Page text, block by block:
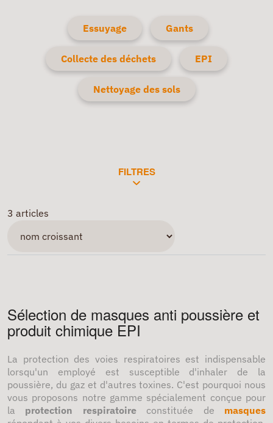
Essuyage Gants
Collecte des déchets EPI
Nettoyage des sols
FILTRES
3 articles
Sélection de masques anti poussière et
produit chimique EPI
La protection des voies respiratoires est indispensable
lorsqu'un employé est susceptible d'inhaler de la
poussière, du gaz et d'autres toxines. C'est pourquoi nous
vous proposons notre gamme spécialement conçue pour
la protection respiratoireconstituée de masques